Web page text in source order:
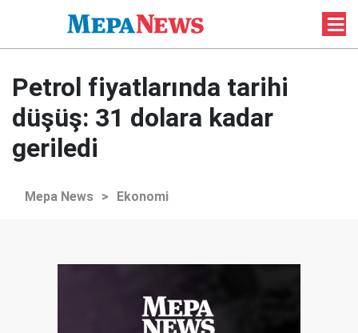
Petrol fiyatlarında tarihi
düşüş: 31 dolara kadar
geriledi
Mepa News > Ekonomi